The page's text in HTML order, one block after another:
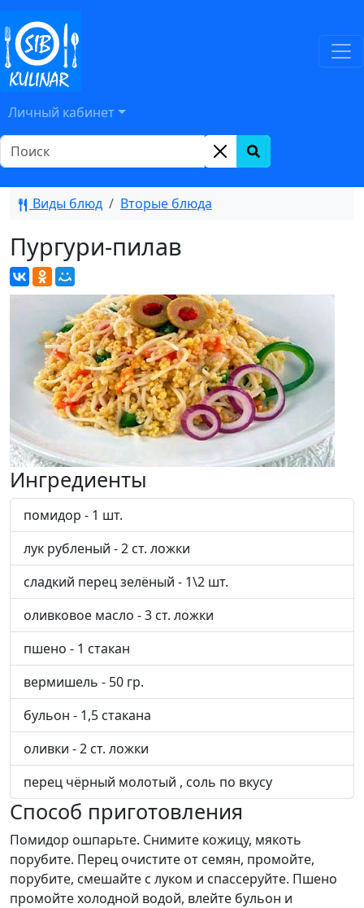
Личный кабинет
Виды блюд Вторые блюда
Пургури-пилав
Ингредиенты
помидор - 1 шт.
лук рубленый - 2 ст. ложки
сладкий перец зелёный - 1\2 шт.
оливковое масло - 3 ст. ложки
пшено - 1 стакан
вермишель - 50 гр.
бульон - 1,5 стакана
оливки - 2 ст. ложки
перец чёрный молотый , соль по вкусу
Способ приготовления
Помидор ошпарьте. Снимите кожицу, мякоть
порубите. Перец очистите от семян, промойте,
порубите, смешайте с луком и спассеруйте. Пшено
промойте холодной водой, влейте бульон и